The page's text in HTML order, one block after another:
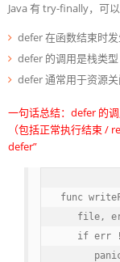
Java 有 try-finally，可
defer 在函数结束时
defer 的调用是栈类
defer 通常用于资源
一句话总结：defer 的
（包括正常执行结束 /
defer”
func
file,
if err